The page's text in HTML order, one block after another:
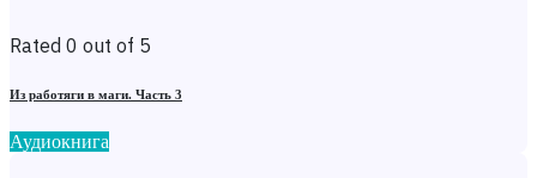
Rated 0 out of 5
Из работяги в маги. Часть 3
Аудиокнига